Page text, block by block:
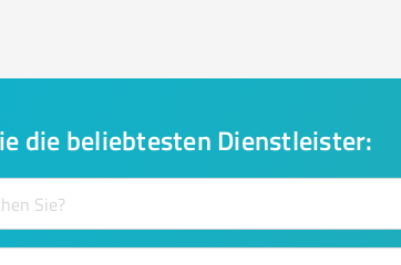
die beliebtesten Dienstleister: